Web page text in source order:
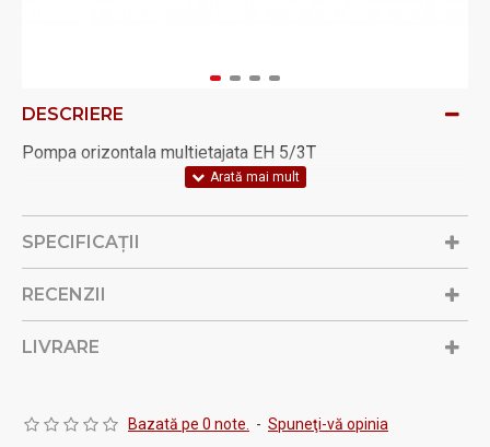
DESCRIERE
Pompa orizontala multietajata EH 5/3T
SPECIFICAŢII
RECENZII
LIVRARE
Bazată pe 0 note. - Spuneţi-vă opinia